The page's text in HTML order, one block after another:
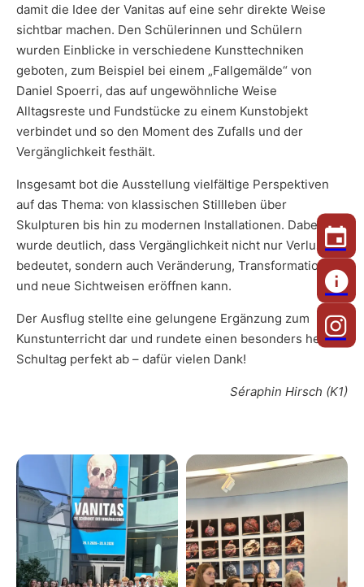
damit die Idee der Vanitas auf eine sehr direkte Weise
sichtbar machen. Den Schülerinnen und Schülern
wurden Einblicke in verschiedene Kunsttechniken
geboten, zum Beispiel bei einem „Fallgemälde“ von
Daniel Spoerri, das auf ungewöhnliche Weise
Alltagsreste und Fundstücke zu einem Kunstobjekt
verbindet und so den Moment des Zufalls und der
Vergänglichkeit festhält.
Insgesamt bot die Ausstellung vielfältige Perspektiven
auf das Thema: von klassischen Stillleben über
Skulpturen bis hin zu modernen Installationen. Dabei
wurde deutlich, dass Vergänglichkeit nicht nur Verlust
bedeutet, sondern auch Veränderung, Transformation
und neue Sichtweisen eröffnen kann.
Der Ausflug stellte eine gelungene Ergänzung zum
Kunstunterricht dar und rundete einen besonders heißen
Schultag perfekt ab – dafür vielen Dank!
Séraphin Hirsch (K1)